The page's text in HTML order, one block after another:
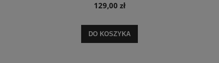
129,00 zł
DO KOSZYKA